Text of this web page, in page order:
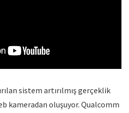
sistem artırılmış gerçeklik
kameradan oluşuyor. Qualcomm